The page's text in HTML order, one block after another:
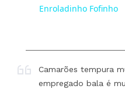
Enroladinho Fofinho
Camarões tempura
empregado bala é